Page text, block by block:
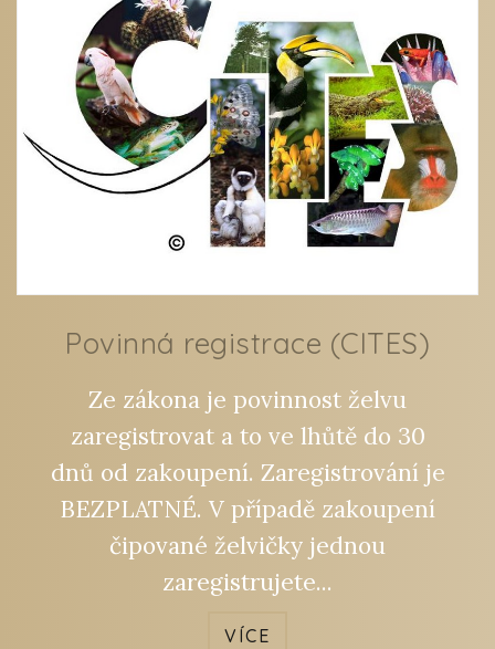
Povinná registrace (CITES)
Ze zákona je povinnost želvu
zaregistrovat a to ve lhůtě do 30
dnů od zakoupení. Zaregistrování je
BEZPLATNÉ. V případě zakoupení
čipované želvičky jednou
zaregistrujete...
VÍCE